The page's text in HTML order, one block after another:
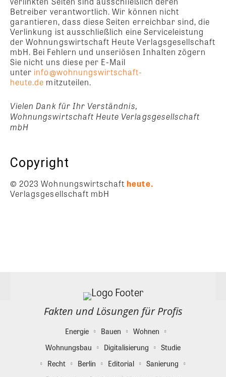
Betreiber verantwortlich. Wir können nicht
garantieren, dass diese Seiten erreichbar sind, die
Verlinkung ist ausschließlich eine Serviceleistung
der Wohnungswirtschaft Heute Verlagsgesellschaft
mbH. Bei Fehlern und unseriösen Inhalten zögern
Sie nicht uns diese per E-Mail
unter info@wohnungswirtschaft-
heute.de mitzuteilen.
Vielen Dank für Ihr Verständnis,
Wohnungswirtschaft Heute Verlagsgesellschaft
mbH
Copyright
© 2023 Wohnungswirtschaftheute.
Verlagsgesellschaft mbH
Fakten und Lösungen für Profis
Energie Bauen
Wohnen
Wohnungsbau
Digitalisierung
Studie
Recht
Berlin Editorial
Sanierung